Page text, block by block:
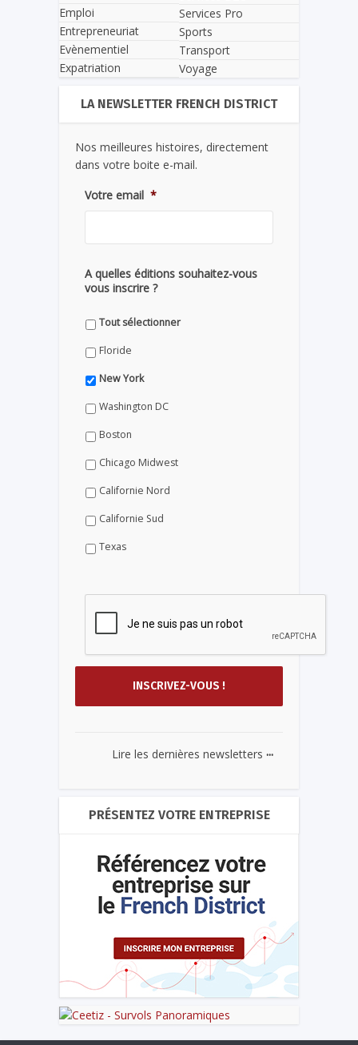
Emploi
Entrepreneuriat
Evènementiel
Expatriation
Services Pro
Sports
Transport
Voyage
LA NEWSLETTER FRENCH DISTRICT
Nos meilleures histoires, directement
dans votre boite e-mail.
Votre email *
A quelles éditions souhaitez-vous
vous inscrire ?
Tout sélectionner
Floride
New York
Washington DC
Boston
Chicago Midwest
Californie Nord
Californie Sud
Texas
Lire les dernières newsletters ...
PRÉSENTEZ VOTRE ENTREPRISE